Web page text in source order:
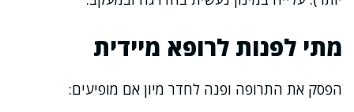
מתי לפנות לרופא מיידית
הפסק את התרופה ופנה לחדר מיון אם מופיעים: